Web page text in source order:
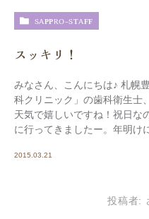
SAPPRO-STAFF
スッキリ！
みなさん、こんにちは♪ 札幌
科クリニック」の歯科衛生士
天気で嬉しいですね！祝日な
に行ってきましたー。年明
2015.03.21
投稿者: